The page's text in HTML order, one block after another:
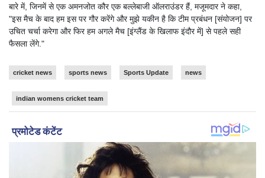
बारे में, जिनमें से एक अमनजोत कौर एक बल्लेबाजी ऑलराउंडर हैं, मजूमदार ने कहा,
"इस मैच के बाद हम इस पर गौर करेंगे और मुझे यकीन है कि टीम प्रबंधन [संयोजन] पर
उचित चर्चा करेगा और फिर हम अगले मैच [इंग्लैंड के खिलाफ इंदौर में] से पहले सही
फैसला लेंगे."
cricket news sports news Sports Update news
indian womens cricket team